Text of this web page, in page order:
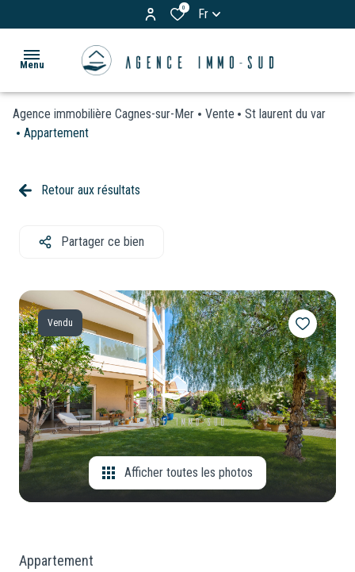
0 Fr
Menu
ACCUEIL
& Villas
Garages
/
Parkings
Locaux
Commerciaux
Neuf
BIENS
ESTIMATION
VOS
CONSEILLERS
NOUS
REJOINDRE
Agence immobilière Cagnes-sur-Mer Vente
St laurent du var
Appartement
Retour aux résultats
Partager ce bien
Vendu
Afficher toutes les photos
Appartement